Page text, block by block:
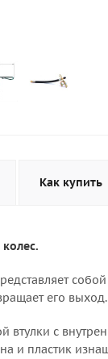
Как купить
его выход.
втулки с
и пластик